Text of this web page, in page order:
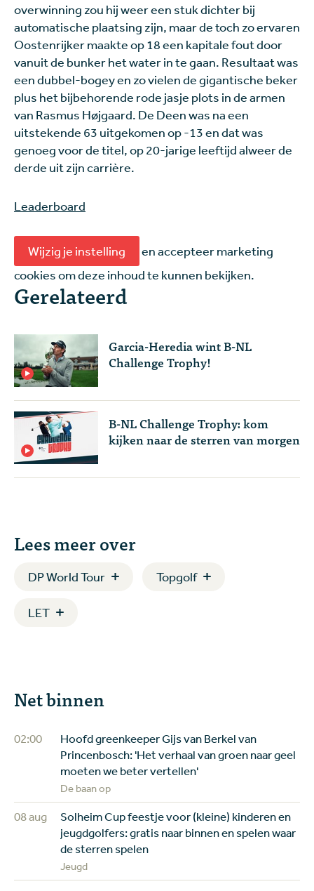
overwinning zou hij weer een stuk dichter bij
automatische plaatsing zijn, maar de toch zo ervaren
Oostenrijker maakte op 18 een kapitale fout door
vanuit de bunker het water in te gaan. Resultaat was
een dubbel-bogey en zo vielen de gigantische beker
plus het bijbehorende rode jasje plots in de armen
van Rasmus Højgaard. De Deen was na een
uitstekende 63 uitgekomen op -13 en dat was
genoeg voor de titel, op 20-jarige leeftijd alweer de
derde uit zijn carrière.
Leaderboard
Wijzig je instelling
en accepteer marketing
cookies om deze inhoud te kunnen bekijken.
Gerelateerd
Garcia-Heredia wint B-NL
Challenge Trophy!
B-NL Challenge Trophy: kom
kijken naar de sterren van morgen
Lees meer over
DP World Tour Topgolf
LET
Net binnen
02:00
Hoofd greenkeeper Gijs van Berkel van
Princenbosch: 'Het verhaal van groen naar geel
moeten we beter vertellen'
De baan op
08 aug
Solheim Cup feestje voor (kleine) kinderen en
jeugdgolfers: gratis naar binnen en spelen waar
de sterren spelen
Jeugd